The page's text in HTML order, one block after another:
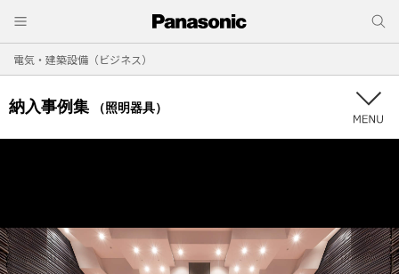
電気・建築設備（ビジネス）
納入事例集 （照明器具）